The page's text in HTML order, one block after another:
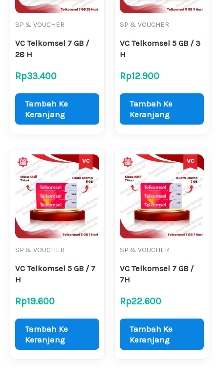
SP & VOUCHER
VC Telkomsel 7 GB /
28 H
Rp33.400
Tambah Ke
Keranjang
SP & VOUCHER
VC Telkomsel 5 GB / 3
H
Rp12.900
Tambah Ke
Keranjang
SP & VOUCHER
VC Telkomsel 5 GB / 7
H
Rp19.600
Tambah Ke
Keranjang
SP & VOUCHER
VC Telkomsel 7 GB /
7H
Rp22.600
Tambah Ke
Keranjang